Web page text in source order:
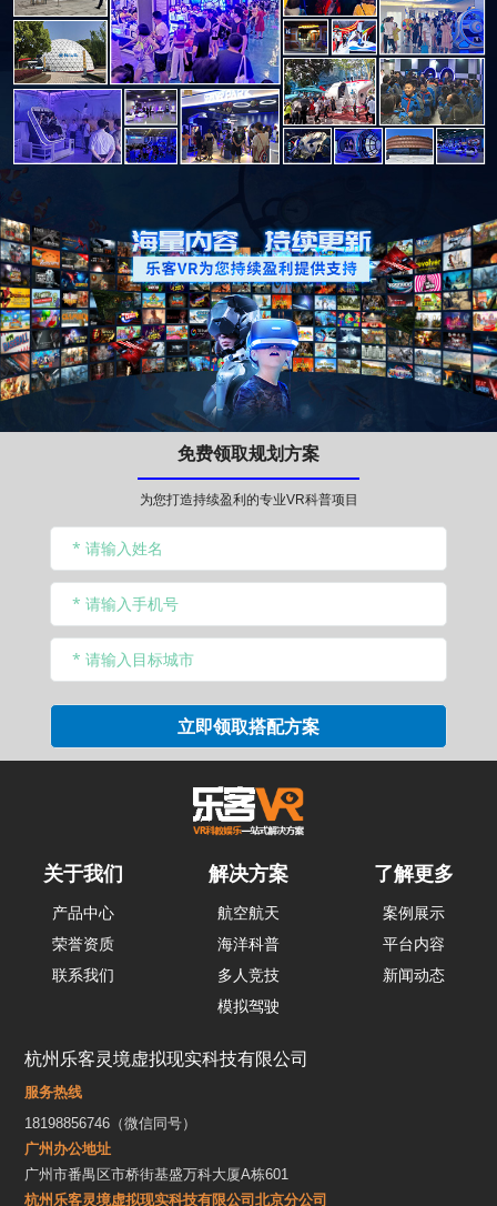
免费领取规划方案
为您打造持续盈利的专业VR科普项目
关于我们
产品中心
荣誉资质
联系我们
解决方案
航空航天
海洋科普
多人竞技
模拟驾驶
了解更多
案例展示
平台内容
新闻动态
杭州乐客灵境虚拟现实科技有限公司
服务热线
18198856746（微信同号）
广州办公地址
广州市番禺区市桥街基盛万科大厦A栋601
杭州乐客灵境虚拟现实科技有限公司北京分公司